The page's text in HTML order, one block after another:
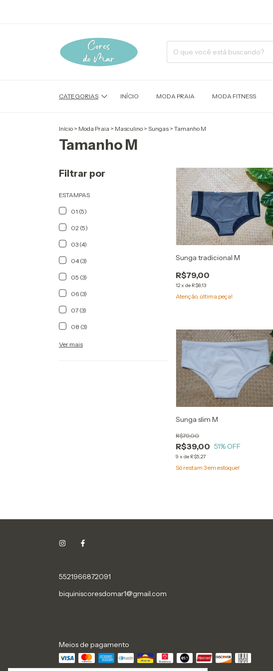
CATEGORIAS INÍCIO MODA PRAIA MODA FITNESS
Início > Moda Praia > Masculino > Sungas > Tamanho M
Tamanho M
Filtrar por
ESTAMPAS
01 (5)
02 (5)
03 (4)
04 (3)
05 (3)
06 (3)
07 (3)
08 (3)
Ver mais
Sunga tradicional M
R$79,00
12xde R$8,13
Atenção, última peça!
Sunga slim M
R$39,00
R$79,00
51% OFF
9 xde R$5,27
Só restam3em estoque!
5521966872091
biquiniscoresdomar1@gmail.com
Meios de pagamento